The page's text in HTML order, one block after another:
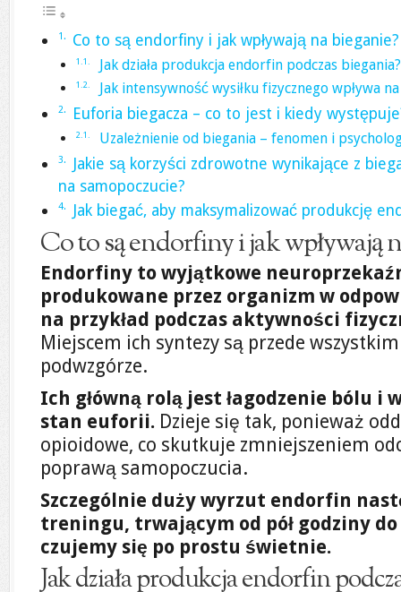
Co to są endorfiny i jak wpływają na bieganie?
Jak działa produkcja endorfin podczas biegania?
Jak intensywność wysiłku fizycznego wpływa
Euforia biegacza – co to jest i kiedy
Uzależnienie od biegania – fenomen i
Jakie są korzyści zdrowotne wynikające z
na samopoczucie?
Jak biegać, aby maksymalizować produkcję
Co to są endorfiny i jak wpływają
Endorfiny to wyjątkowe
produkowane przez organizm w
na przykład podczas aktywności
Miejscem ich syntezy są przede
podwzgórze.
Ich główną rolą jest łagodzenie bólu i
stan euforii. Dzieje się tak, ponieważ
opioidowe, co skutkuje zmniejszeniem
poprawą samopoczucia.
Szczególnie duży wyrzut endorfin
treningu, trwającym od pół godziny
czujemy się po prostu świetnie.
Jak działa produkcja endorfin